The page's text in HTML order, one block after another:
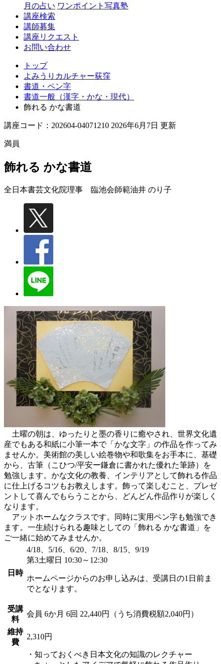
月の占い ワンポイント写真塾
講座検索
講師募集
講座リクエスト
お問い合わせ
トップ
よみうりカルチャー荻窪
書道・ペン字
書道一般（漢字・かな・現代）
飾れる かな書道
講座コード：202604-04071210 2026年6月7日 更新
満員
飾れる かな書道
全日本書芸文化院理事 臨池会師範油井 のり子
土曜の朝は、ゆったりと墨の香りに癒やされ、世界文化遺
産でもある和紙に小筆一本で「かな文字」の作品を作ってみ
ませんか。美術館の美しい絵巻物や和歌集をお手本に、基礎
から、古筆（こひつ/平安ー鎌倉に書かれた優れた筆跡）を
勉強します。かな文化の教養、インテリアとして飾れる作品
に仕上げるコツもお教えします。飾って楽しむこと、プレゼ
ントして喜んでもらうことから、どんどん作品作りが楽しく
なります。
アットホームなクラスです。同時に実用ペン字も勉強でき
ます。一生続けられる趣味としての「飾れる かな書道」を
ご一緒に始めてみませんか。
日時
4/18、5/16、6/20、7/18、8/15、9/19
第3土曜日 10:30～12:30
ホームページからのお申し込みは、受講日の1日前ま
でとなります。
受講
料
会員 6か月 6回 22,440円（うち消費税額2,040円）
維持
費
2,310円
・知っておくべき日本文化の知識のレクチャー